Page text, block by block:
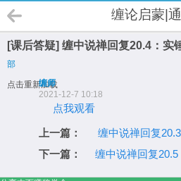
缠论启蒙|
[课后答疑] 缠中说禅回复20.4：实
部
点击重新加载
缠师
2021-12-7 10:18
点我观看
上一篇：
缠中说禅回复
下一篇：
缠中说禅回复20.5：相而